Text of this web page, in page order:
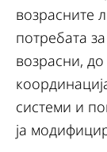
возрасните
потребата
возрасни,
системи и
ја